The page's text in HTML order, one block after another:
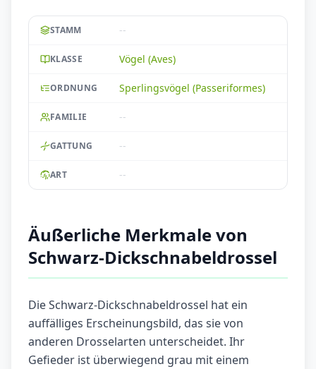
STAMM --
KLASSE Vögel (Aves)
ORDNUNG Sperlingsvögel (Passeriformes)
FAMILIE --
GATTUNG --
ART --
Äußerliche Merkmale von
Schwarz-Dickschnabeldrossel
Die Schwarz-Dickschnabeldrossel hat ein
auffälliges Erscheinungsbild, das sie von
anderen Drosselarten unterscheidet. Ihr
Gefieder ist überwiegend grau mit einem